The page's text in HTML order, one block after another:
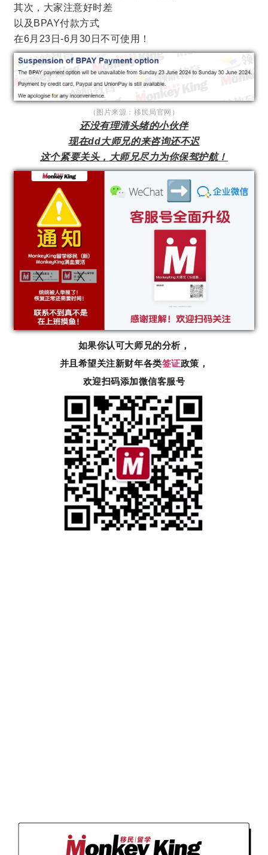
其次，大家注意好时差
以及BPAY付款方式
在6月23日-6月30日不可使用！
（图片来源：移民局官网）
还没有理清头绪的小伙伴
现在dd大师兄的来咨询还不迟
这个紧要关头，大师兄尽力为你保驾护航！
如果你认可大师兄的分析，
并且希望关注新财年各类签证政策，
欢迎扫码添加微信客服号